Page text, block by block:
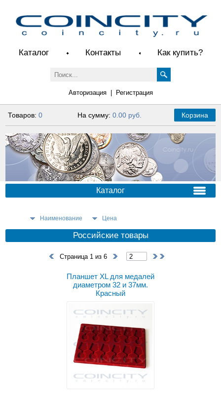
Каталог Контакты Как купить?
Авторизация| Регистрация
Товаров:0 На сумму: 0.00 руб. Корзина
Каталог
Наименование Цена
Российские товары
Страница 1 из 6
Планшет XL для медалей
диаметром 32 и 37мм.
Красный